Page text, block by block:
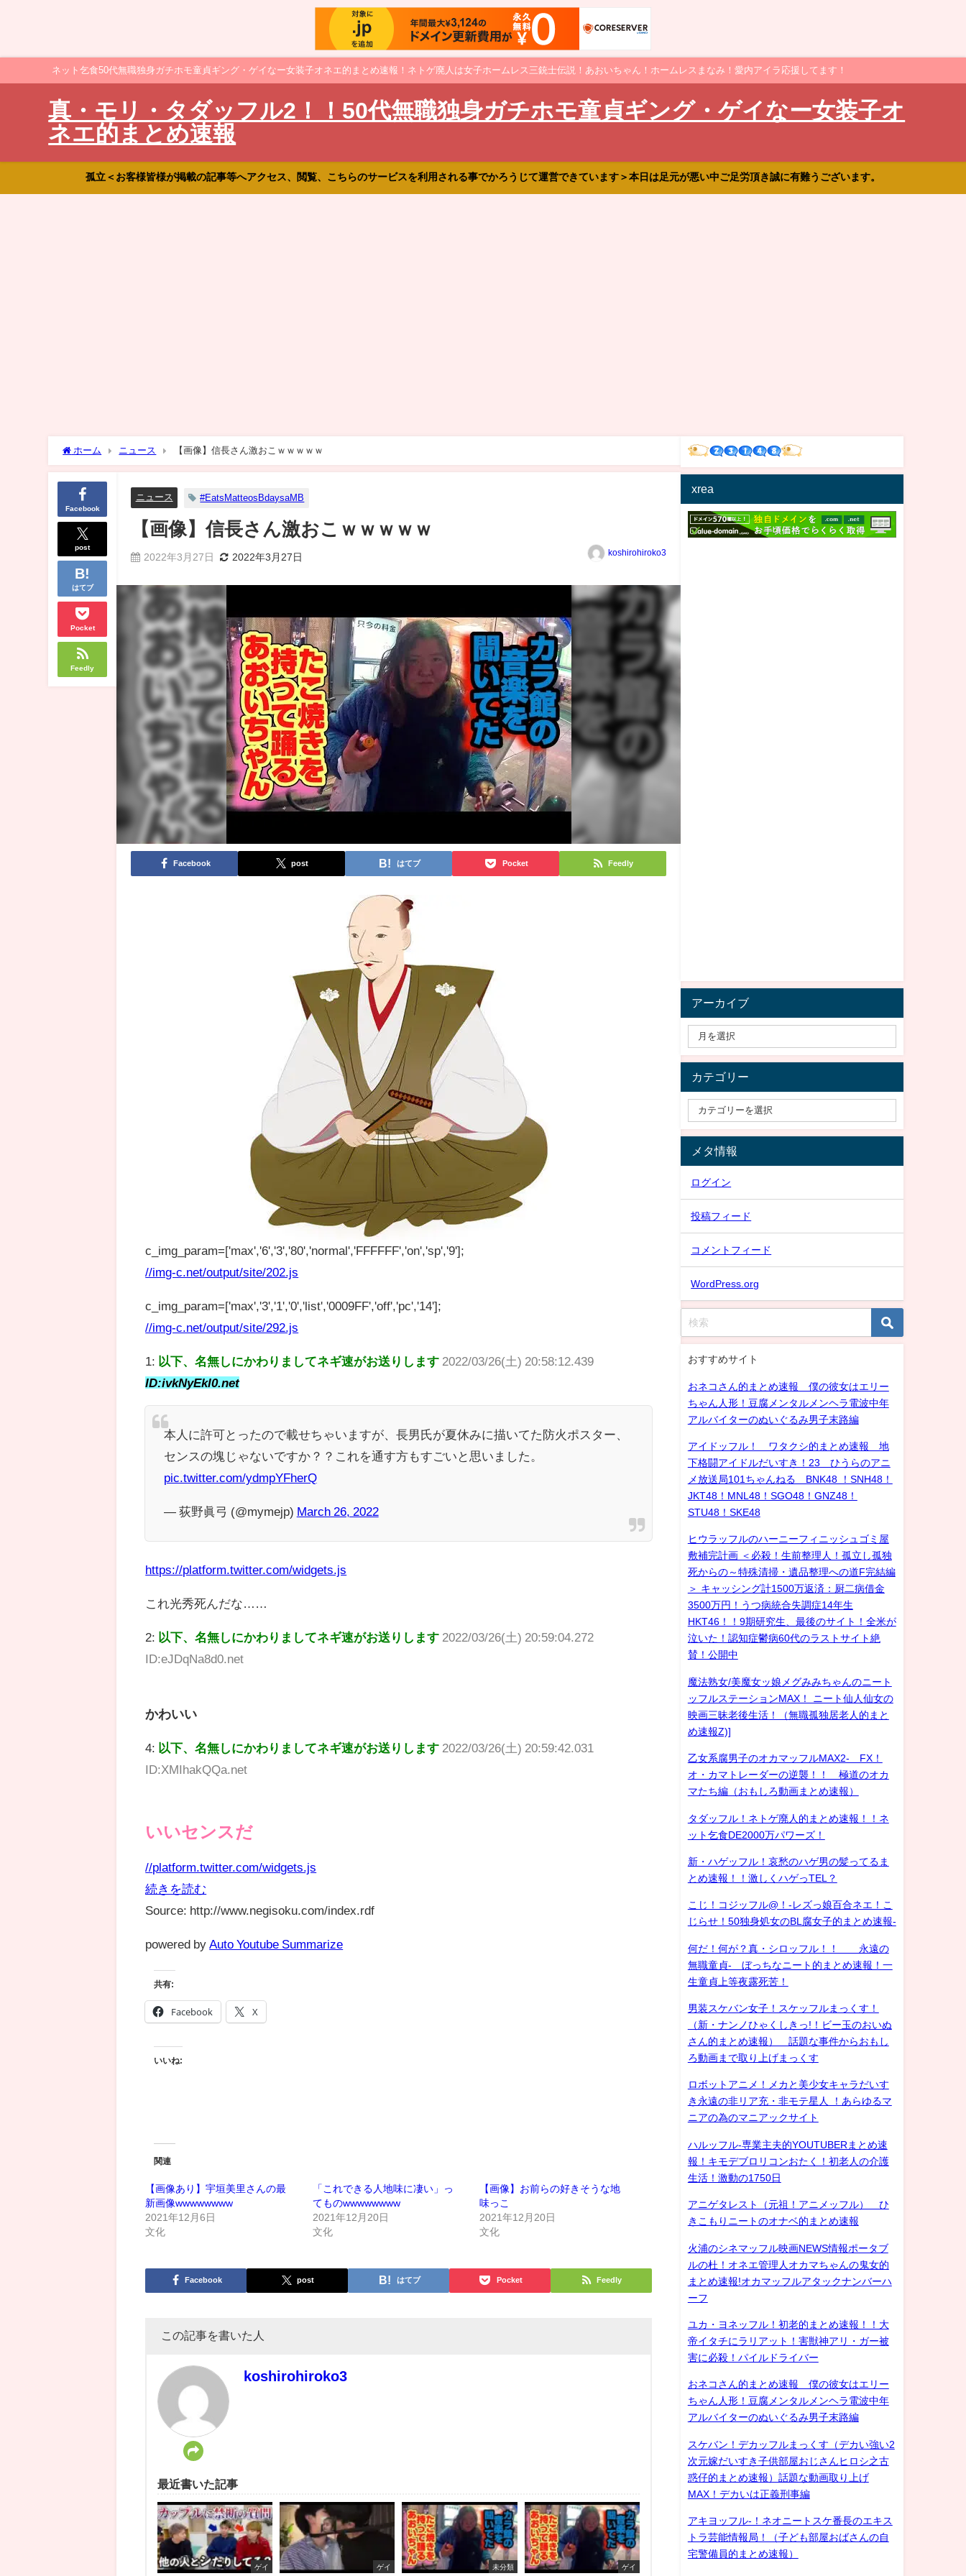
ネット乞食50代無職独身ガチホモ童貞ギング・ゲイなー女装子オネエ的まとめ速報！ネトゲ廃人は女子ホームレス三銃士伝説！あおいちゃん！ホームレスまなみ！愛内アイラ応援してます！
真・モリ・タダッフル2！！50代無職独身ガチホモ童貞ギング・ゲイなー女装子オ
ネエ的まとめ速報
孤立＜お客様皆様が掲載の記事等へアクセス、閲覧、こちらのサービスを利用される事でかろうじて運営できています＞本日は足元が悪い中ご足労頂き誠に有難うございます。
ホーム ニュース 【画像】信長さん激おこｗｗｗｗｗ
Facebook
post
はてブ
Pocket
Feedly
ニュース #EatsMatteosBdaysaMB
【画像】信長さん激おこｗｗｗｗｗ
2022年3月27日 2022年3月27日 koshirohiroko3
Facebook post はてブ Pocket Feedly
c_img_param=['max','6','3','80','normal','FFFFFF','on','sp','9'];
//img-c.net/output/site/202.js
c_img_param=['max','3','1','0','list','0009FF','off','pc','14'];
//img-c.net/output/site/292.js
1: 以下、名無しにかわりましてネギ速がお送りします 2022/03/26(土) 20:58:12.439
ID:ivkNyEkl0.net
本人に許可とったので載せちゃいますが、長男氏が夏休みに描いてた防火ポスター、
センスの塊じゃないですか？？これを通す方もすごいと思いました。
pic.twitter.com/ydmpYFherQ
— 荻野眞弓 (@mymejp) March 26, 2022
https://platform.twitter.com/widgets.js
これ光秀死んだな……
2: 以下、名無しにかわりましてネギ速がお送りします 2022/03/26(土) 20:59:04.272
ID:eJDqNa8d0.net
かわいい
4: 以下、名無しにかわりましてネギ速がお送りします 2022/03/26(土) 20:59:42.031
ID:XMIhakQQa.net
いいセンスだ
//platform.twitter.com/widgets.js
続きを読む
Source: http://www.negisoku.com/index.rdf
powered by Auto Youtube Summarize
共有:
Facebook X
いいね:
関連
【画像あり】宇垣美里さんの最
新画像wwwwwwww
2021年12月6日
文化
「これできる人地味に凄い」っ
てものwwwwwwww
2021年12月20日
文化
【画像】お前らの好きそうな地
味っこ
2021年12月20日
文化
Facebook post はてブ Pocket Feedly
この記事を書いた人
koshirohiroko3
最近書いた記事
ゲイ ゲイ 未分類 ゲイ
xrea
アーカイブ
カテゴリー
メタ情報
ログイン
投稿フィード
コメントフィード
WordPress.org
おすすめサイト
おネコさん的まとめ速報 僕の彼女はエリー
ちゃん人形！豆腐メンタルメンヘラ電波中年
アルバイターのぬいぐるみ男子末路編
アイドッフル！ ワタクシ的まとめ速報 地
下格闘アイドルだいすき！23 ひうらのアニ
メ放送局101ちゃんねる BNK48 ！SNH48！
JKT48！MNL48！SGO48！GNZ48！
STU48！SKE48
ヒウラッフルのハーニーフィニッシュゴミ屋
敷補完計画 ＜必殺！生前整理人！孤立し孤独
死からの～特殊清掃・遺品整理への道F完結編
＞ キャッシング計1500万返済：厨二病借金
3500万円！うつ病統合失調症14年生
HKT46！！9期研究生、最後のサイト！全米が
泣いた！認知症鬱病60代のラストサイト絶
賛！公開中
魔法熟女/美魔女ッ娘メグみみちゃんのニート
ッフルステーションMAX！ ニート仙人仙女の
映画三昧老後生活！（無職孤独居老人的まと
め速報Z)]
乙女系腐男子のオカマッフルMAX2- FX！
オ・カマトレーダーの逆襲！！ 極道のオカ
マたち編（おもしろ動画まとめ速報）
タダッフル！ネトゲ廃人的まとめ速報！！ネ
ット乞食DE2000万パワーズ！
新・ハゲッフル！哀愁のハゲ男の髪ってるま
とめ速報！！激しくハゲっTEL？
こじ！コジッフル@！-レズっ娘百合ネエ！こ
じらせ！50独身処女のBL腐女子的まとめ速報-
何だ！何が？真・シロッフル！！ 永遠の
無職童貞- ぼっちなニート的まとめ速報！一
生童貞上等夜露死苦！
男装スケバン女子！スケッフルまっくす！
（新・ナンノひゃくしきっ!！ビー玉のおいぬ
さん的まとめ速報） 話題な事件からおもし
ろ動画まで取り上げまっくす
ロボットアニメ！メカと美少女キャラだいす
き永遠の非リア充・非モテ星人 ！あらゆるマ
ニアの為のマニアックサイト
ハルッフル-専業主夫的YOUTUBERまとめ速
報！キモデブロリコンおたく！初老人の介護
生活！激動の1750日
アニゲタレスト（元祖！アニメッフル） ひ
きこもりニートのオナベ的まとめ速報
火浦のシネマッフル映画NEWS情報ポータブ
ルの杜！オネエ管理人オカマちゃんの鬼女的
まとめ速報!オカマッフルアタックナンバーハ
ーフ
ユカ・ヨネッフル！初老的まとめ速報！！大
帝イタチにラリアット！害獣神アリ・ガー被
害に必殺！パイルドライバー
おネコさん的まとめ速報 僕の彼女はエリー
ちゃん人形！豆腐メンタルメンヘラ電波中年
アルバイターのぬいぐるみ男子末路編
スケバン！デカッフルまっくす（デカい強い2
次元嫁だいすき子供部屋おじさんヒロシ之古
惑仔的まとめ速報）話題な動画取り上げ
MAX！デカいは正義刑事編
アキヨッフル-！ネオニートスケ番長のエキス
トラ芸能情報局！（子ども部屋おばさんの自
宅警備員的まとめ速報）